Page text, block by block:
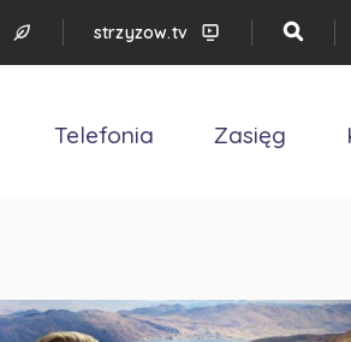
strzyzow.tv
Telefonia Zasięg